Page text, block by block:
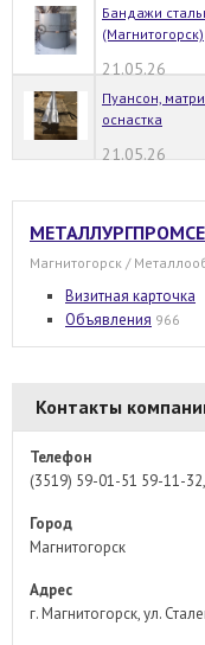
Бандажи
(Магнитогорск)
21.05.26
Пуансон,
оснастка
21.05.26
Магнитогорск /
Визитная карточка
Объявления 966
Контакты
Телефон
(3519) 59-01-51 59-11-32,
Город
Магнитогорск
Адрес
г. Магнитогорск, ул.